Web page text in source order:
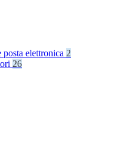
posta elettronica 2
26